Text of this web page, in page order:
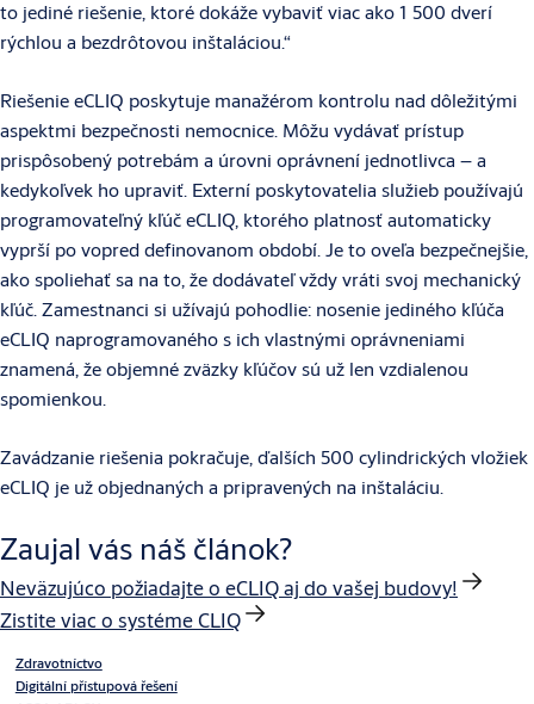
to jediné riešenie, ktoré dokáže vybaviť viac ako 1 500 dverí
rýchlou a bezdrôtovou inštaláciou.“
Riešenie eCLIQ poskytuje manažérom kontrolu nad dôležitými
aspektmi bezpečnosti nemocnice. Môžu vydávať prístup
prispôsobený potrebám a úrovni oprávnení jednotlivca – a
kedykoľvek ho upraviť. Externí poskytovatelia služieb používajú
programovateľný kľúč eCLIQ, ktorého platnosť automaticky
vyprší po vopred definovanom období. Je to oveľa bezpečnejšie,
ako spoliehať sa na to, že dodávateľ vždy vráti svoj mechanický
kľúč. Zamestnanci si užívajú pohodlie: nosenie jediného kľúča
eCLIQ naprogramovaného s ich vlastnými oprávneniami
znamená, že objemné zväzky kľúčov sú už len vzdialenou
spomienkou.
Zavádzanie riešenia pokračuje, ďalších 500 cylindrických vložiek
eCLIQ je už objednaných a pripravených na inštaláciu.
Zaujal vás náš článok?
Neväzujúco požiadajte o eCLIQ aj do vašej budovy!
Zistite viac o systéme CLIQ
Zdravotníctvo
Digitální přístupová řešení